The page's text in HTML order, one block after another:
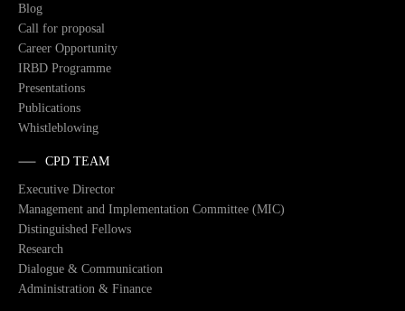
Blog
Call for proposal
Career Opportunity
IRBD Programme
Presentations
Publications
Whistleblowing
CPD TEAM
Executive Director
Management and Implementation Committee (MIC)
Distinguished Fellows
Research
Dialogue & Communication
Administration & Finance